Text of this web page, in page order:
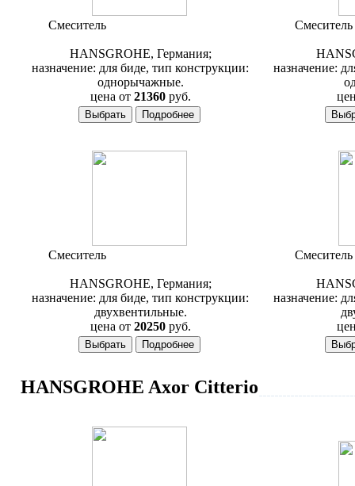
Смеситель
HANSGROHE, Германия;
назначение: для биде, тип конструкции:
однорычажные.
цена от21360 руб.
Смеситель
назначение:
Смеситель
HANSGROHE, Германия;
назначение: для биде, тип конструкции:
двухвентильные.
цена от20250 руб.
Смеситель
назначение:
HANSGROHE Axor Citterio